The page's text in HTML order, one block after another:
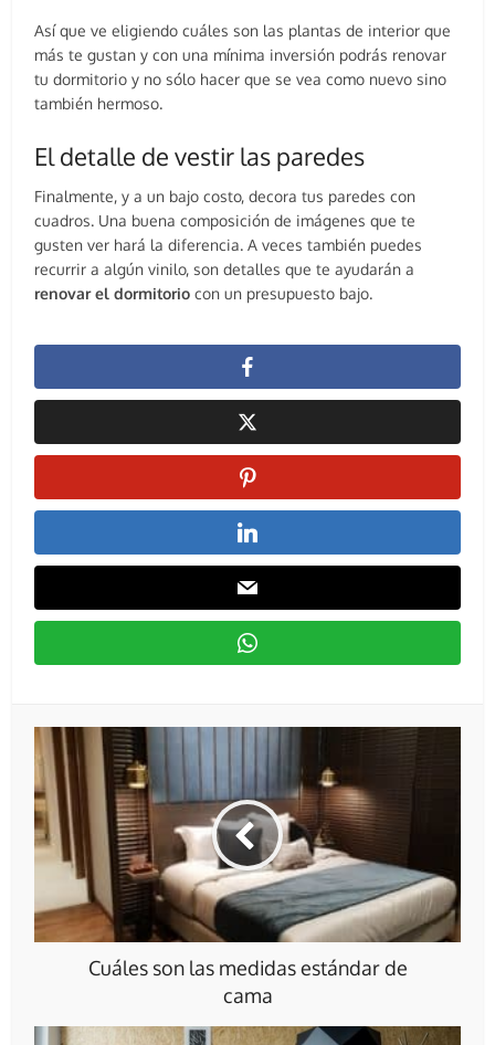
Así que ve eligiendo cuáles son las plantas de interior que
más te gustan y con una mínima inversión podrás renovar
tu dormitorio y no sólo hacer que se vea como nuevo sino
también hermoso.
El detalle de vestir las paredes
Finalmente, y a un bajo costo, decora tus paredes con
cuadros. Una buena composición de imágenes que te
gusten ver hará la diferencia. A veces también puedes
recurrir a algún vinilo, son detalles que te ayudarán a
renovar el dormitorio con un presupuesto bajo.
Cuáles son las medidas estándar de
cama